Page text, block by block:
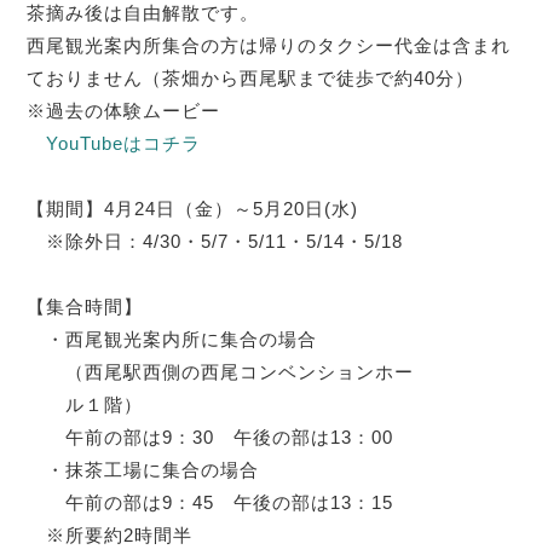
茶摘み後は自由解散です。
西尾観光案内所集合の方は帰りのタクシー代金は含まれ
ておりません（茶畑から西尾駅まで徒歩で約40分）
※過去の体験ムービー
YouTubeはコチラ
【期間】4月24日（金）～5月20日(水)
※除外日：4/30・5/7・5/11・5/14・5/18
【集合時間】
・西尾観光案内所に集合の場合
（西尾駅西側の西尾コンベンションホー
ル１階）
午前の部は9：30 午後の部は13：00
・抹茶工場に集合の場合
午前の部は9：45 午後の部は13：15
※所要約2時間半